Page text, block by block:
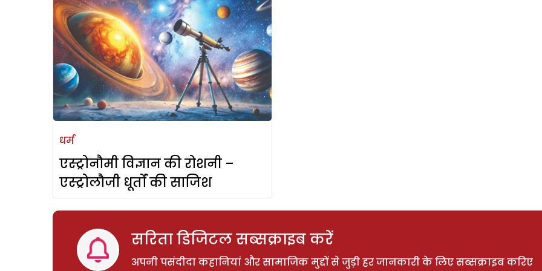
धर्म
एस्ट्रोनौमी विज्ञान की रोशनी –
एस्ट्रोलौजी धूर्तों की साजिश
सरिता डिजिटल सब्सक्राइब करें
अपनी पसंदीदा कहानियां और सामाजिक मुद्दों से जुड़ी हर जानकारी के लिए सब्सक्राइब करिए